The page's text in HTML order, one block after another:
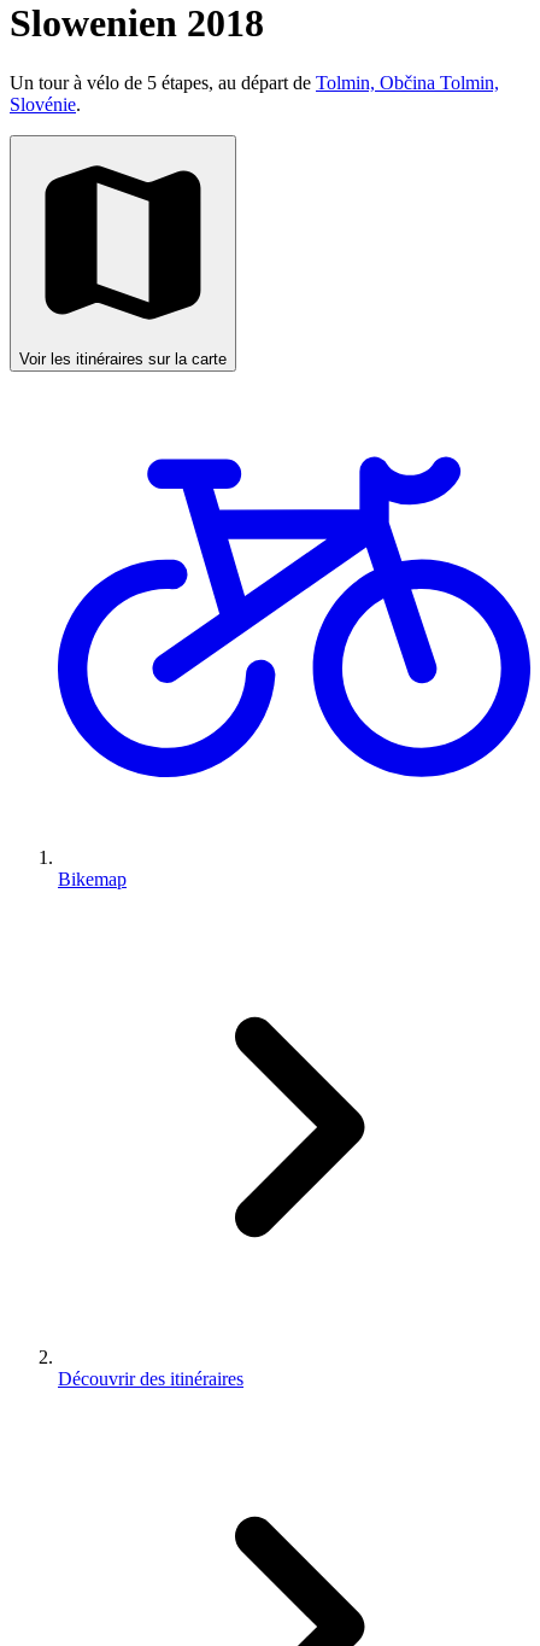
Slowenien 2018
Un tour à vélo de 5 étapes, au départ de Tolmin, Občina Tolmin,
Slovénie.
Voir les itinéraires sur la carte
Bikemap
Découvrir des itinéraires